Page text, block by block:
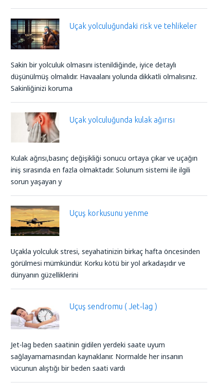
Uçak yolculuğundaki risk ve tehlikeler
Sakin bir yolculuk olmasını istenildiğinde, iyice detaylı
düşünülmüş olmalıdır. Havaalanı yolunda dikkatli olmalısınız.
Sakinliğinizi koruma
Uçak yolculuğunda kulak ağırısı
Kulak ağrısı,basınç değişikliği sonucu ortaya çıkar ve uçağın
iniş sırasında en fazla olmaktadır. Solunum sistemi ile ilgili
sorun yaşayan y
Uçuş korkusunu yenme
Uçakla yolculuk stresi, seyahatinizin birkaç hafta öncesinden
görülmesi mümkündür. Korku kötü bir yol arkadaşıdır ve
dünyanın güzelliklerini
Uçuş sendromu ( Jet-lag )
Jet-lag beden saatinin gidilen yerdeki saate uyum
sağlayamamasından kaynaklanır. Normalde her insanın
vücunun alıştığı bir beden saati vardı